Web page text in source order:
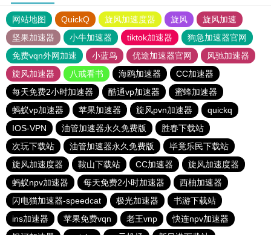
网站地图 QuickQ 旋风加速度器 旋风
旋风加速
坚果加速器
小牛加速器 tiktok加速器
狗急加速器官网
免费vqn外网加速
小蓝鸟 优途加速器官网
风驰加速器
旋风加速器
八戒看书 海鸥加速器
CC加速器
每天免费2小时加速器
酷通vp加速器
蜜蜂加速器
蚂蚁vp加速器
苹果加速器 旋风pvn加速器
quickq
IOS-VPN
油管加速器永久免费版
胜春下载站
次玩下载站
油管加速器永久免费版
毕竟乐民下载站
旋风加速度器
鞍山下载站 CC加速器
旋风加速度器
蚂蚁npv加速器
每天免费2小时加速器
西柚加速器
闪电猫加速器-speedcat
极光加速器
书游下载站
ins加速器
苹果免费vqn 老王vnp
快连npv加速器